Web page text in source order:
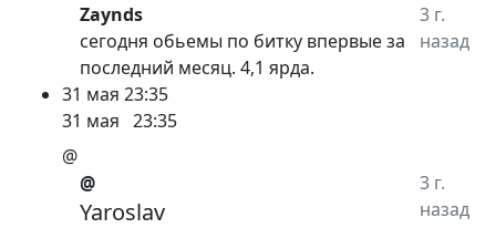
Zaynds
сегодня обьемы по битку впервые за
последний месяц. 4,1 ярда.
3 г.
назад
31 мая 23:35
31 мая 23:35
@
@
Yaroslav
3 г.
назад